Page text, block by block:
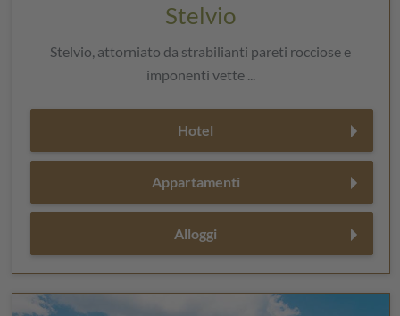
Stelvio
Stelvio, attorniato da strabilianti pareti rocciose e
imponenti vette ...
Hotel
Appartamenti
Alloggi